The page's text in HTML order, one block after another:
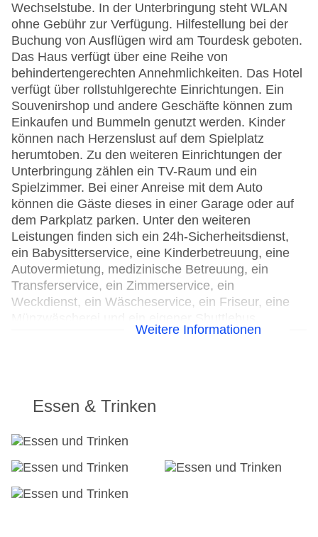
Wechselstube. In der Unterbringung steht WLAN
ohne Gebühr zur Verfügung. Hilfestellung bei der
Buchung von Ausflügen wird am Tourdesk geboten.
Das Haus verfügt über eine Reihe von
behindertengerechten Annehmlichkeiten. Das Hotel
verfügt über rollstuhlgerechte Einrichtungen. Ein
Souvenirshop und andere Geschäfte können zum
Einkaufen und Bummeln genutzt werden. Kinder
können nach Herzenslust auf dem Spielplatz
herumtoben. Zu den weiteren Einrichtungen der
Unterbringung zählen ein TV-Raum und ein
Spielzimmer. Bei einer Anreise mit dem Auto
können die Gäste dieses in einer Garage oder auf
dem Parkplatz parken. Unter den weiteren
Leistungen finden sich ein 24h-Sicherheitsdienst,
ein Babysitterservice, eine Kinderbetreuung, eine
Autovermietung, medizinische Betreuung, ein
Transferservice, ein Zimmerservice, ein
Weckdienst, ein Wäscheservice, ein Friseur, eine
Kostenfrei steht Gästen die Tageszeitung zur
24h Rezeption
Parkplatz
Check-out bis: 12:00:00
Konferenzraum
Hoteleröffnung: 2015
Weitere Informationen
Essen & Trinken